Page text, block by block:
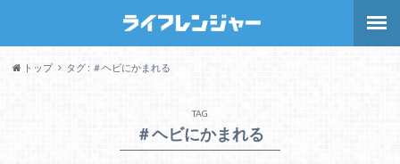
トップ タグ : ＃ヘビにかまれる
TAG
＃ヘビにかまれる